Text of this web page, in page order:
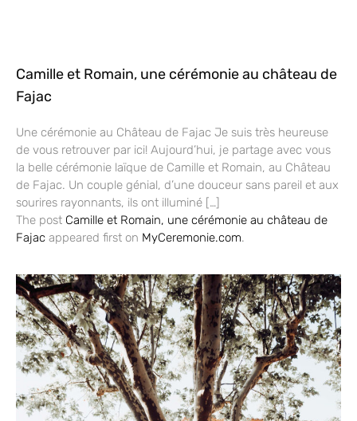
Camille et Romain, une cérémonie au château de
Fajac
Une cérémonie au Château de Fajac Je suis très heureuse
de vous retrouver par ici! Aujourd’hui, je partage avec vous
la belle cérémonie laïque de Camille et Romain, au Château
de Fajac. Un couple génial, d’une douceur sans pareil et aux
sourires rayonnants, ils ont illuminé […]
The post Camille et Romain, une cérémonie au château de
Fajac appeared first on MyCeremonie.com.